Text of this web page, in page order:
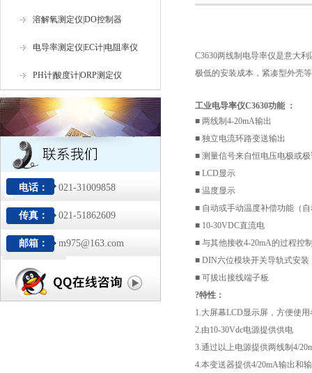
溶解氧测定仪|DO控制器
电导率测定仪|EC计|电阻率仪
PH计|酸度计|ORP测定仪
电话： 021-31009858
传真： 021-51862609
邮箱： m975@163.com
C3630两线制电导率仪是意大
极低的安装成本，紧凑型外壳
工业电导率仪C3630功能 ：
■ 两线制 4-20mA输出
■ 独立电流环路变送输出
■ 测量信号来自恒电压电极或
■ LCD显示
■ 温度显示
■ 自动或手动温度补偿功能（
■ 10-30VDC直流电
■ 与其他接收4-20mA的过程控
■ DIN六位模块开关导轨式安装
■ 可拔出接线端子板
?特性：
1.大屏幕LCD显示屏，方便使
2.由10-30Vdc电源提供供电
3.通过以上电源提供两线制 4/
4.本变送器提供4/20mA输出和